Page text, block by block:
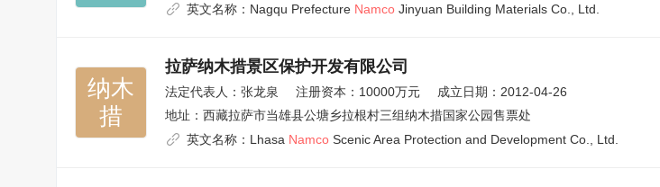
英文名称： Nagqu Prefecture Namco Jinyuan Building Materials Co., Ltd.
纳木
措
拉萨纳木措景区保护开发有限公司
法定代表人： 张龙泉 注册资本：10000万元
成立日期：2012-04-26
地址： 西藏拉萨市当雄县公塘乡拉根村三组纳木措国家公园售票处
英文名称： Lhasa Namco Scenic Area Protection and Development Co., Ltd.